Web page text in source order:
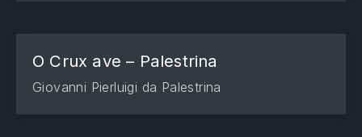
O Crux ave – Palestrina
Giovanni Pierluigi da Palestrina